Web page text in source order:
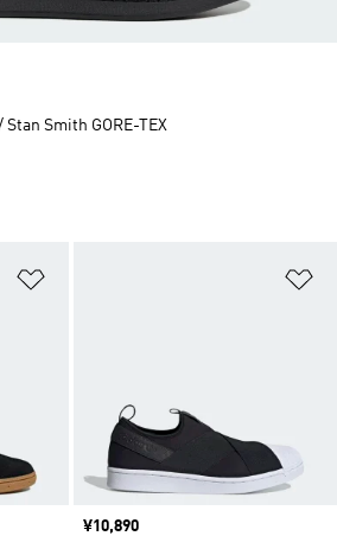
価格
¥10,890
Stan Smith GORE-TEX